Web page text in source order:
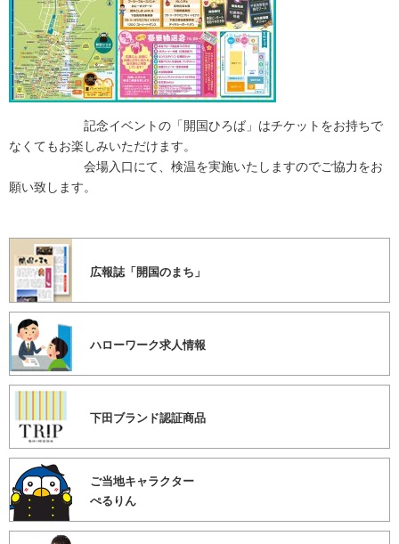
記念イベントの「開国ひろば」はチケットをお持ちで
なくてもお楽しみいただけます。
会場入口にて、検温を実施いたしますのでご協力をお
願い致します。
広報誌「開国のまち」
ハローワーク求人情報
下田ブランド認証商品
ご当地キャラクター
ぺるりん